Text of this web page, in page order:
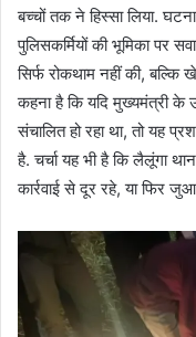
बच्चों तक ने हिस्सा लिया.
पुलिसकर्मियों की भूमिका पर
सिर्फ रोकथाम नहीं की, बल्कि
कहना है कि यदि मुख्यमंत्री
संचालित हो रहा था, तो यह
है. चर्चा यह भी है कि लैलूंगा
कार्रवाई से दूर रहे, या फिर